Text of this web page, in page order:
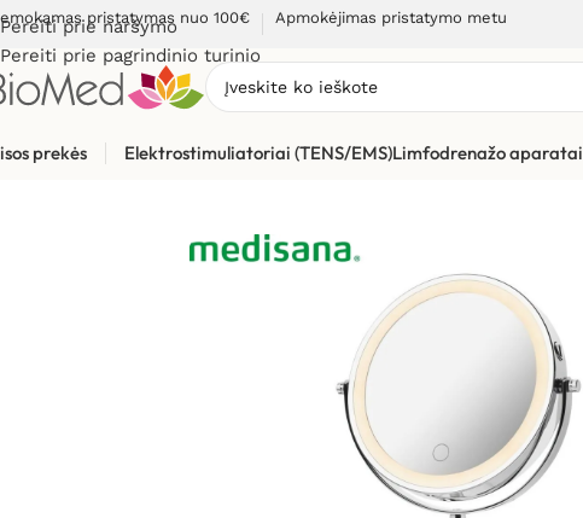
Pereiti prie naršymo
Pereiti prie pagrindinio turinio
pristatymas nuo 100€ Apmokėjimas pristatymo metu
prekės Elektrostimuliatoriai (TENS/EMS)Limfodrenažo aparatai
Grožio priežiūrai, odos problemoms